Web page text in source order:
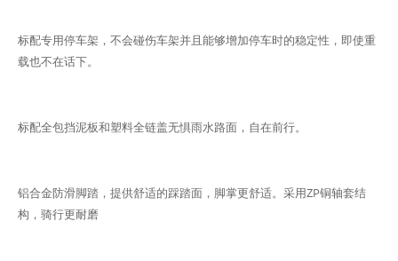
标配专用停车架，不会碰伤车架并且能够增加停车时的稳定性，即使重
载也不在话下。
标配全包挡泥板和塑料全链盖无惧雨水路面，自在前行。
铝合金防滑脚踏，提供舒适的踩踏面，脚掌更舒适。采用ZP铜轴套结
构，骑行更耐磨